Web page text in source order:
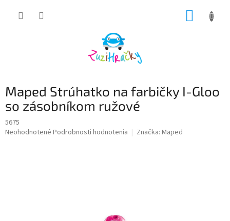
Maped Strúhatko na farbičky I-Gloo
so zásobníkom ružové
5675
Priemerné
Neohodnotené Podrobnosti hodnotenia Značka: Maped